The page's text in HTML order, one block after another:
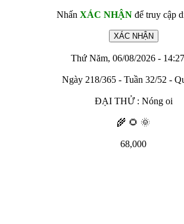
Nhấn XÁC NHẬNđể truy cập
Thứ Năm, 06/08/2026 -
Ngày 218/365 - Tuần 32/52 -
ĐẠI THỬ : Nóng oi
🌾 🌻 🌞
68,000